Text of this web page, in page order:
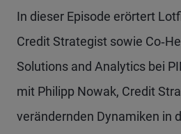
In dieser Episode erörtert
Credit Strategist sowie
Solutions and Analytics bei
mit Philipp Nowak, Credit
verändernden Dynamiken in